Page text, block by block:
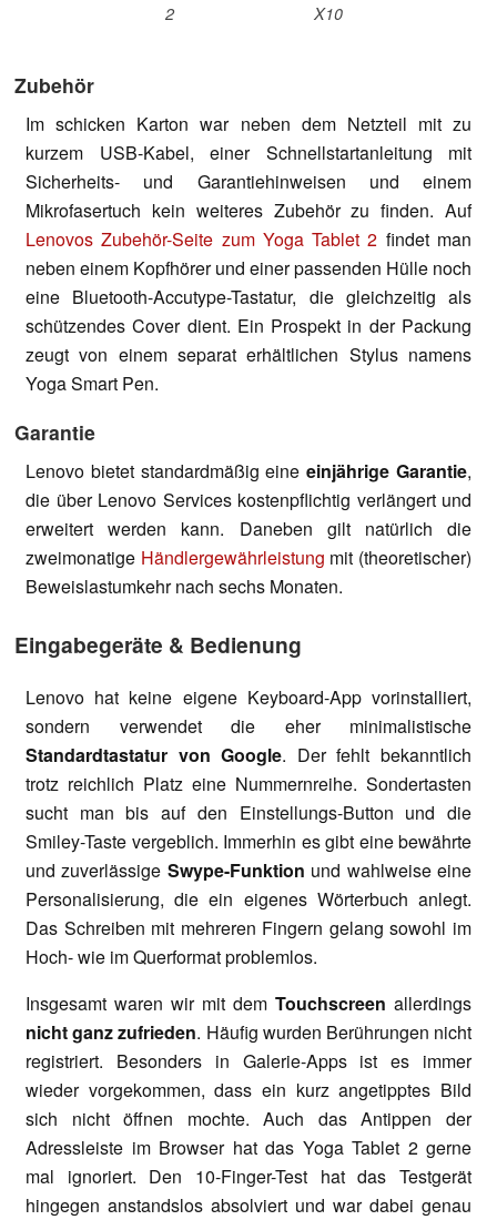
2
X10
Zubehör
Im schicken Karton war neben dem Netzteil mit zu
kurzem USB-Kabel, einer Schnellstartanleitung mit
Sicherheits- und Garantiehinweisen und einem
Mikrofasertuch kein weiteres Zubehör zu finden. Auf
Lenovos Zubehör-Seite zum Yoga Tablet 2 findet man
neben einem Kopfhörer und einer passenden Hülle noch
eine Bluetooth-Accutype-Tastatur, die gleichzeitig als
schützendes Cover dient. Ein Prospekt in der Packung
zeugt von einem separat erhältlichen Stylus namens
Yoga Smart Pen.
Garantie
Lenovo bietet standardmäßig eineeinjährige Garantie,
die über Lenovo Services kostenpflichtig verlängert und
erweitert werden kann. Daneben gilt natürlich die
zweimonatige Händlergewährleistung mit (theoretischer)
Beweislastumkehr nach sechs Monaten.
Eingabegeräte & Bedienung
Lenovo hat keine eigene Keyboard-App vorinstalliert,
sondern verwendet die eher minimalistische
Standardtastatur von Google. Der fehlt bekanntlich
trotz reichlich Platz eine Nummernreihe. Sondertasten
sucht man bis auf den Einstellungs-Button und die
Smiley-Taste vergeblich. Immerhin es gibt eine bewährte
und zuverlässige Swype-Funktion und wahlweise eine
Personalisierung, die ein eigenes Wörterbuch anlegt.
Das Schreiben mit mehreren Fingern gelang sowohl im
Hoch- wie im Querformat problemlos.
Insgesamt waren wir mit dem Touchscreen allerdings
nicht ganz zufrieden. Häufig wurden Berührungen nicht
registriert. Besonders in Galerie-Apps ist es immer
wieder vorgekommen, dass ein kurz angetipptes Bild
sich nicht öffnen mochte. Auch das Antippen der
Adressleiste im Browser hat das Yoga Tablet 2 gerne
mal ignoriert. Den 10-Finger-Test hat das Testgerät
hingegen anstandslos absolviert und war dabei genau